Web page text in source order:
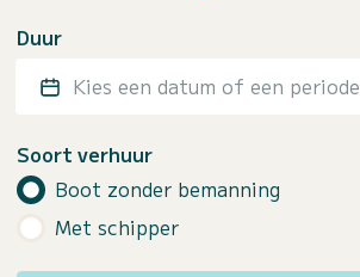
Duur
Kies een datum of een periode
Soort verhuur
Boot zonder bemanning
Met schipper